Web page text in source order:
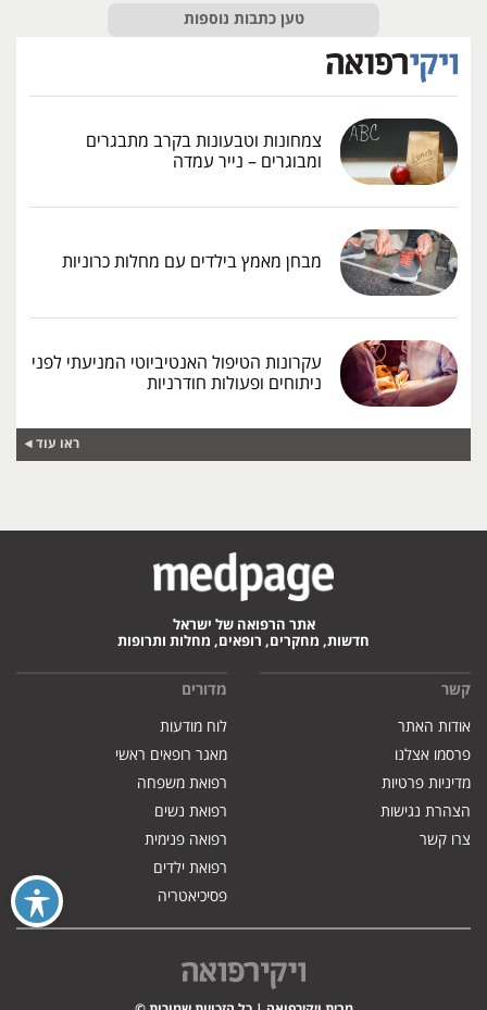
טען כתבות נוספות
צמחונות וטבעונות בקרב מתבגרים
ומבוגרים – נייר עמדה
מבחן מאמץ בילדים עם מחלות כרוניות
עקרונות הטיפול האנטיביוטי המניעתי לפני
ניתוחים ופעולות חודרניות
ראו עוד
אתר הרפואה של ישראל
חדשות, מחקרים, רופאים, מחלות ותרופות
קשר
אודות האתר
פרסמו אצלנו
מדיניות פרטיות
הצהרת נגישות
צרו קשר
מדורים
לוח מודעות
מאגר רופאים ראשי
רפואת משפחה
רפואת נשים
רפואה פנימית
רפואת ילדים
פסיכיאטריה